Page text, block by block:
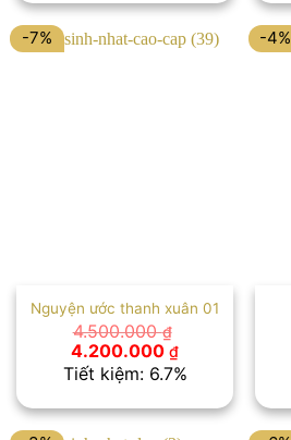
2.600.000 ₫.
-7%
Nguyện ước thanh xuân 01
4.500.000₫
Giá
gốc
là:
4.200.000 ₫Giá
hiện
tại
4.200.000 ₫.
Tiết kiệm: 6.7%
-4%